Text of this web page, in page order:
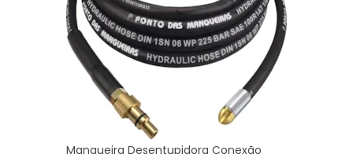
Mangueira Desentupidora Conexão